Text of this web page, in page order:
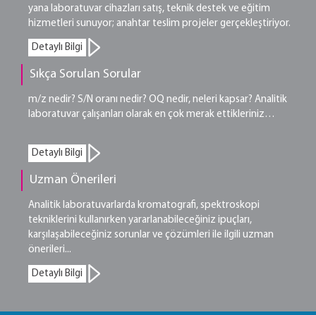
yana laboratuvar cihazları satış, teknik destek ve eğitim
hizmetleri sunuyor; anahtar teslim projeler gerçekleştiriyor.
Detaylı Bilgi
Sıkça Sorulan Sorular
m/z nedir? S/N oranı nedir? OQ nedir, neleri kapsar? Analitik
laboratuvar çalışanları olarak en çok merak ettikleriniz…
Detaylı Bilgi
Uzman Önerileri
Analitik laboratuvarlarda kromatografi, spektroskopi
tekniklerini kullanırken yararlanabileceğiniz ipuçları,
karşılaşabileceğiniz sorunlar ve çözümleri ile ilgili uzman
önerileri...
Detaylı Bilgi